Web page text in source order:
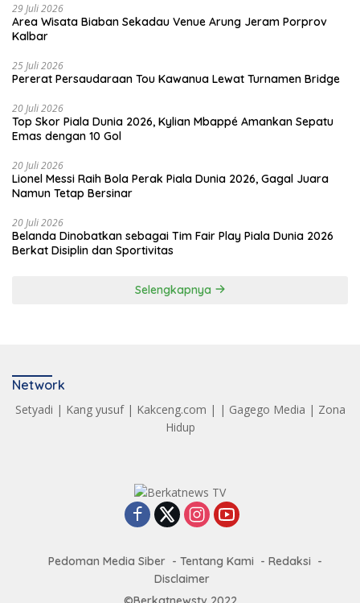
29 Juli 2026
Area Wisata Biaban Sekadau Venue Arung Jeram Porprov
Kalbar
25 Juli 2026
Pererat Persaudaraan Tou Kawanua Lewat Turnamen Bridge
20 Juli 2026
Top Skor Piala Dunia 2026, Kylian Mbappé Amankan Sepatu
Emas dengan 10 Gol
20 Juli 2026
Lionel Messi Raih Bola Perak Piala Dunia 2026, Gagal Juara
Namun Tetap Bersinar
20 Juli 2026
Belanda Dinobatkan sebagai Tim Fair Play Piala Dunia 2026
Berkat Disiplin dan Sportivitas
Selengkapnya
Network
Setyadi | Kang yusuf| Kakceng.com | | Gagego Media | Zona
Hidup
Pedoman Media Siber Tentang Kami
Redaksi
Disclaimer